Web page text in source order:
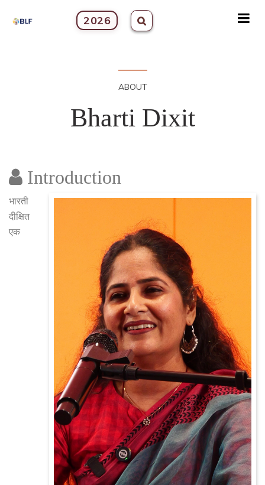
2026
ABOUT
Bharti Dixit
Introduction
भारती
दीक्षित
एक